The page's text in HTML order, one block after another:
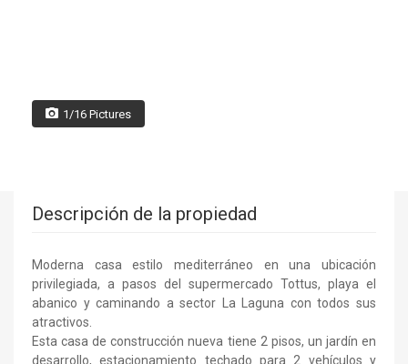
1/16 Pictures
Descripción de la propiedad
Moderna casa estilo mediterráneo en una ubicación
privilegiada, a pasos del supermercado Tottus, playa el
abanico y caminando a sector La Laguna con todos sus
atractivos.
Esta casa de construcción nueva tiene 2 pisos, un jardín en
desarrollo, estacionamiento techado para 2 vehículos y